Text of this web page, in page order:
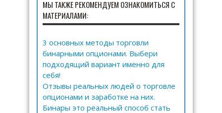
МЫ ТАКЖЕ РЕКОМЕНДУЕМ ОЗНАКОМИТЬСЯ С
МАТЕРИАЛАМИ:
3 основных методы торговли
бинарными опционами. Выбери
подходящий вариант именно для
себя!
Отзывы реальных людей о торговле
опционами и заработке на них.
Бинары это реальный способ стать